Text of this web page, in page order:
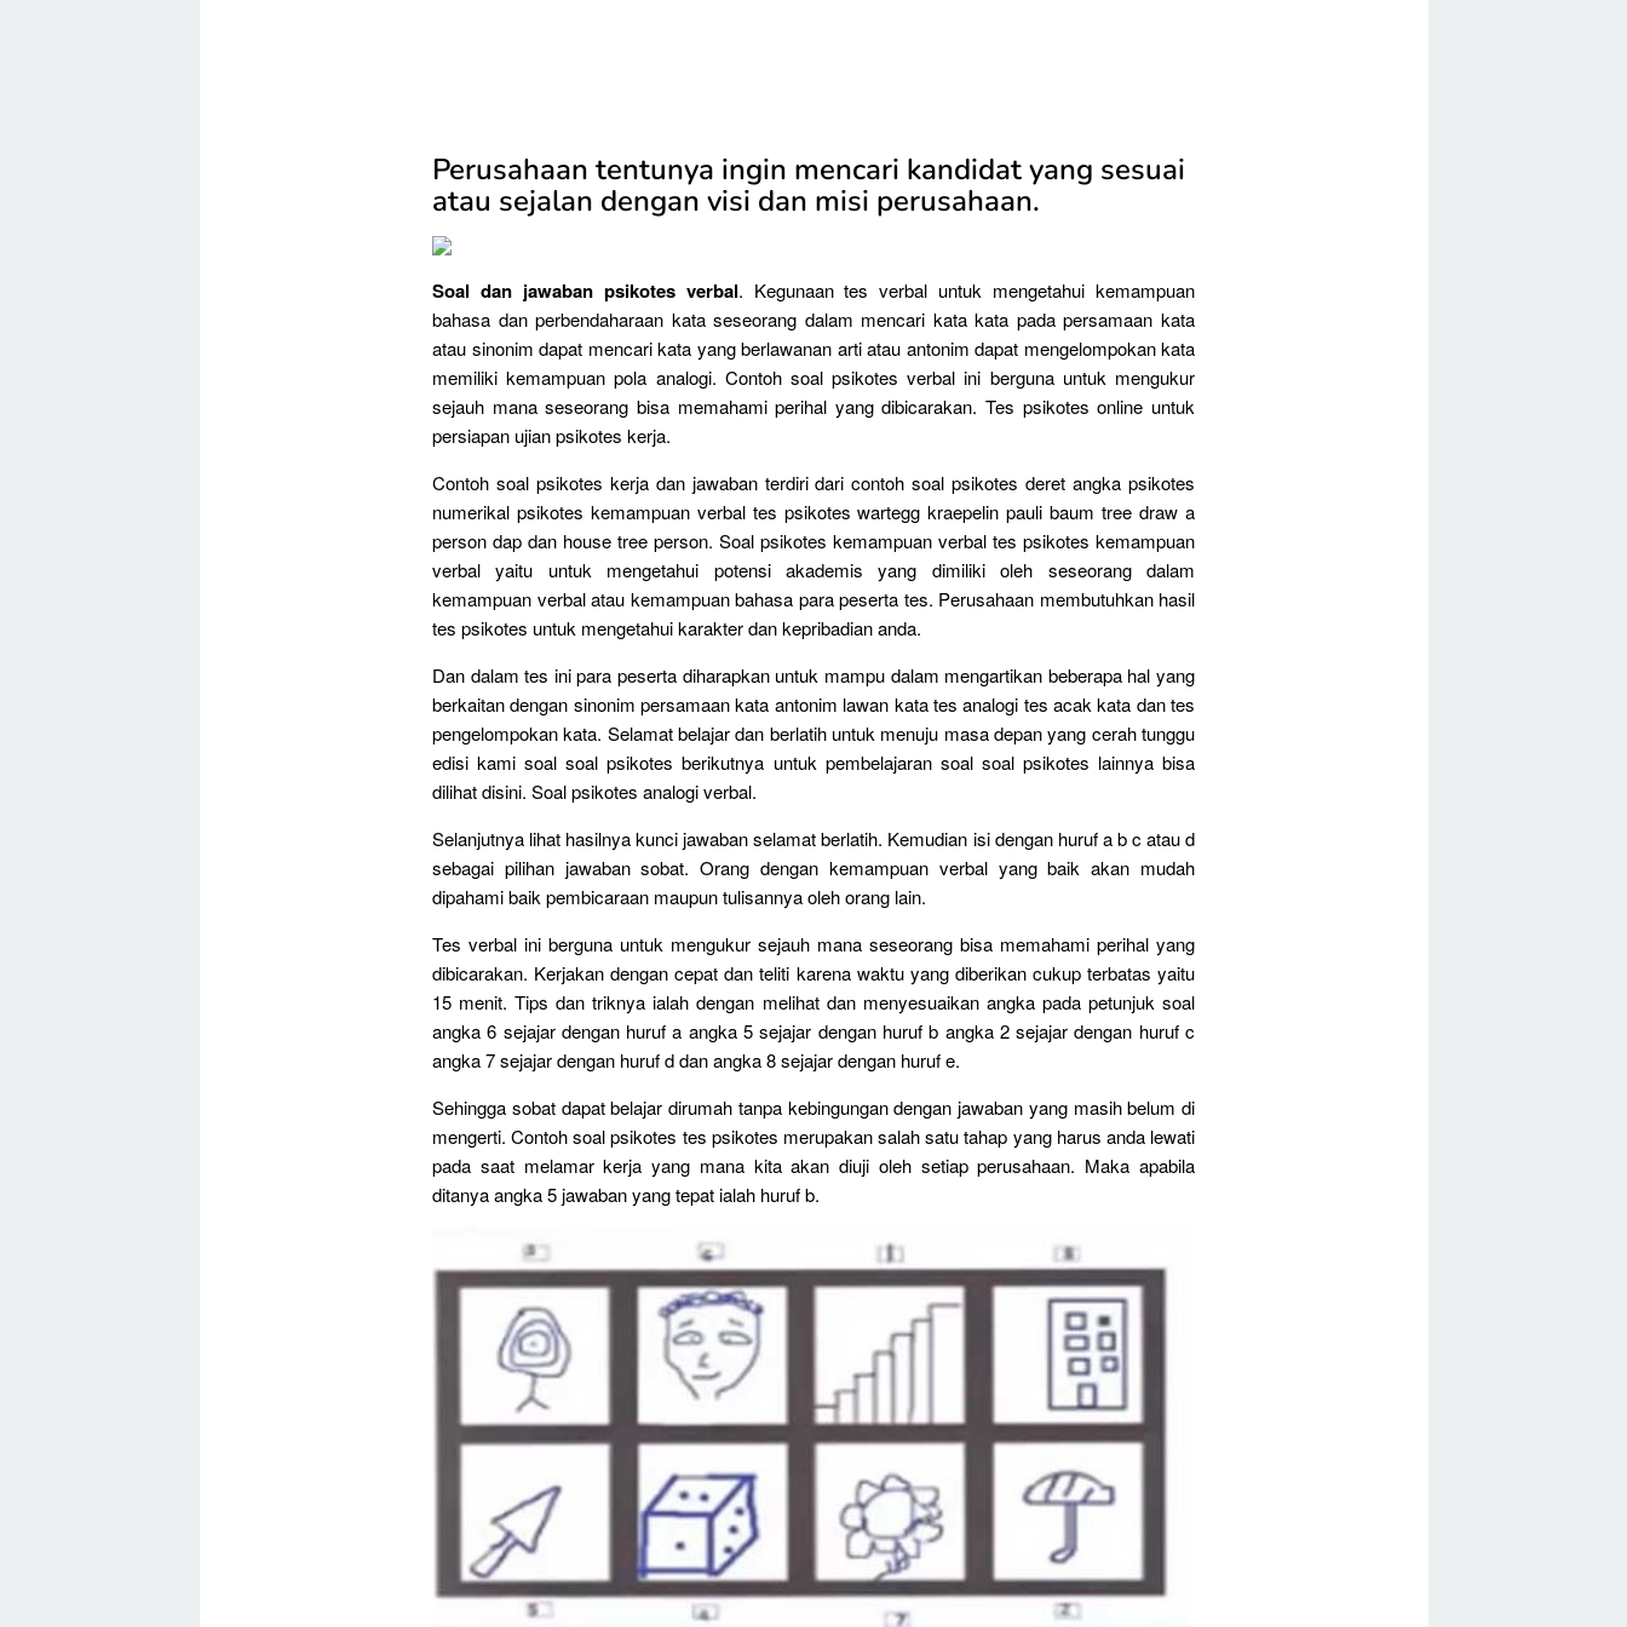
Perusahaan tentunya ingin mencari kandidat yang sesuai
atau sejalan dengan visi dan misi perusahaan.
Soal dan jawaban psikotes verbal. Kegunaan tes verbal untuk mengetahui kemampuan
bahasa dan perbendaharaan kata seseorang dalam mencari kata kata pada persamaan kata
atau sinonim dapat mencari kata yang berlawanan arti atau antonim dapat mengelompokan kata
memiliki kemampuan pola analogi. Contoh soal psikotes verbal ini berguna untuk mengukur
sejauh mana seseorang bisa memahami perihal yang dibicarakan. Tes psikotes online untuk
persiapan ujian psikotes kerja.
Contoh soal psikotes kerja dan jawaban terdiri dari contoh soal psikotes deret angka psikotes
numerikal psikotes kemampuan verbal tes psikotes wartegg kraepelin pauli baum tree draw a
person dap dan house tree person. Soal psikotes kemampuan verbal tes psikotes kemampuan
verbal yaitu untuk mengetahui potensi akademis yang dimiliki oleh seseorang dalam
kemampuan verbal atau kemampuan bahasa para peserta tes. Perusahaan membutuhkan hasil
tes psikotes untuk mengetahui karakter dan kepribadian anda.
Dan dalam tes ini para peserta diharapkan untuk mampu dalam mengartikan beberapa hal yang
berkaitan dengan sinonim persamaan kata antonim lawan kata tes analogi tes acak kata dan tes
pengelompokan kata. Selamat belajar dan berlatih untuk menuju masa depan yang cerah tunggu
edisi kami soal soal psikotes berikutnya untuk pembelajaran soal soal psikotes lainnya bisa
dilihat disini. Soal psikotes analogi verbal.
Selanjutnya lihat hasilnya kunci jawaban selamat berlatih. Kemudian isi dengan huruf a b c atau d
sebagai pilihan jawaban sobat. Orang dengan kemampuan verbal yang baik akan mudah
dipahami baik pembicaraan maupun tulisannya oleh orang lain.
Tes verbal ini berguna untuk mengukur sejauh mana seseorang bisa memahami perihal yang
dibicarakan. Kerjakan dengan cepat dan teliti karena waktu yang diberikan cukup terbatas yaitu
15 menit. Tips dan triknya ialah dengan melihat dan menyesuaikan angka pada petunjuk soal
angka 6 sejajar dengan huruf a angka 5 sejajar dengan huruf b angka 2 sejajar dengan huruf c
angka 7 sejajar dengan huruf d dan angka 8 sejajar dengan huruf e.
Sehingga sobat dapat belajar dirumah tanpa kebingungan dengan jawaban yang masih belum di
mengerti. Contoh soal psikotes tes psikotes merupakan salah satu tahap yang harus anda lewati
pada saat melamar kerja yang mana kita akan diuji oleh setiap perusahaan. Maka apabila
ditanya angka 5 jawaban yang tepat ialah huruf b.